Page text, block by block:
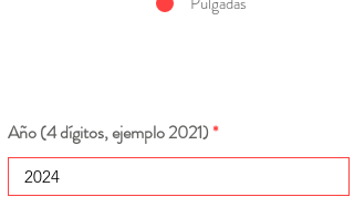
Año (4 dígitos, ejemplo 2021)